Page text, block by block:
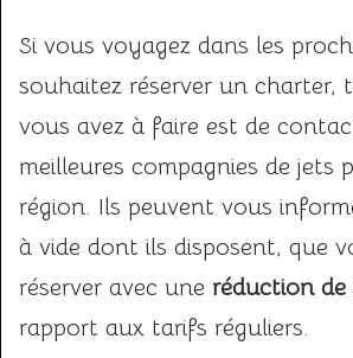
Si vous voyagez dans les
souhaitez réserver un charter,
vous avez à faire est de
meilleures compagnies de jets
région. Ils peuvent vous
à vide dont ils disposent, que
réserver avec une réduction
rapport aux tarifs réguliers.